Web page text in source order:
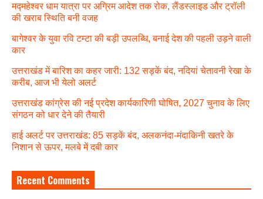
मद्महेश्वर धाम यात्रा पर अग्रिम आदेश तक रोक, लैंडस्लाइड और ट्रॉली
की खराब स्थिति बनी वजह
बागेश्वर के युवा रवि टम्टा की बड़ी उपलब्धि, बनाई देश की पहली उड़ने वाली
कार
उत्तराखंड में बारिश का कहर जारी: 132 सड़कें बंद, नदियां चेतावनी रेखा के
करीब, आज भी येलो अलर्ट
उत्तराखंड कांग्रेस की नई प्रदेश कार्यकारिणी घोषित, 2027 चुनाव के लिए
संगठन को धार देने की तैयारी
हाई अलर्ट पर उत्तराखंड: 85 सड़कें बंद, अलकनंदा-मंदाकिनी खतरे के
निशान से ऊपर, मलबे में दबी कार
Recent Comments